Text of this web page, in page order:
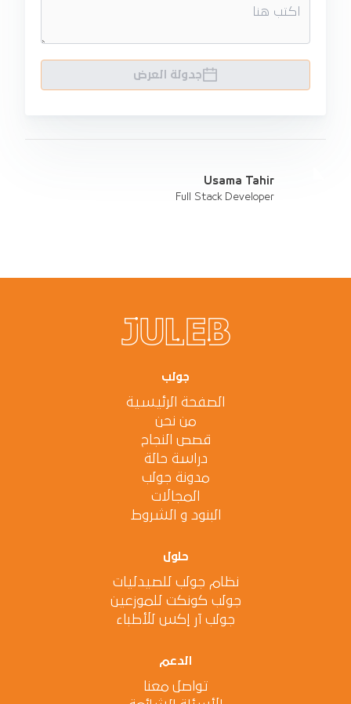
جدولة العرض
Usama Tahir
Full Stack Developer
جولب
الصفحة الرئيسية
من نحن
قصص النجاح
دراسة حالة
مدونة جولب
المجالات
البنود و الشروط
حلول
نظام جولب للصيدليات
جولب كونكت للموزعين
جولب آر إكس للأطباء
الدعم
تواصل معنا